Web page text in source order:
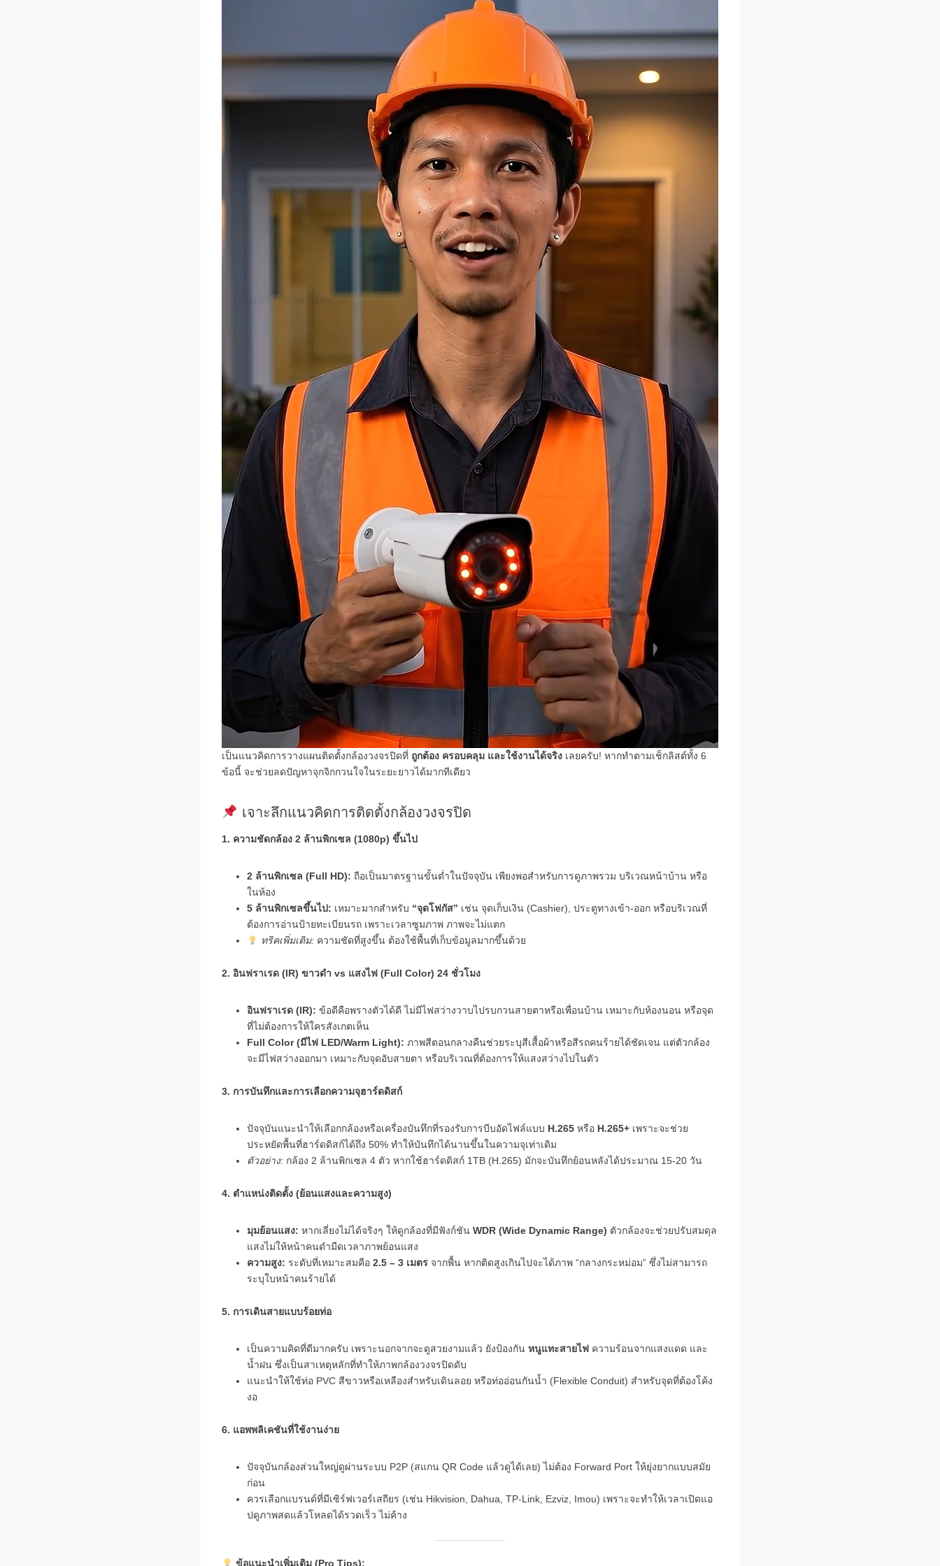
เป็นแนวคิดการวางแผนติดตั้งกล้องวงจรปิดที่ ถูกต้อง ครอบคลุม และใช้งานได้จริง เลยครับ! หากทำตามเช็กลิสต์ทั้ง 6
ข้อนี้ จะช่วยลดปัญหาจุกจิกกวนใจในระยะยาวได้มากทีเดียว
เจาะลึกแนวคิดการติดตั้งกล้องวงจรปิด
1. ความชัดกล้อง 2 ล้านพิกเซล (1080p) ขึ้นไป
2 ล้านพิกเซล (Full HD): ถือเป็นมาตรฐานขั้นต่ำในปัจจุบัน เพียงพอสำหรับการดูภาพรวม บริเวณหน้าบ้าน หรือ
ในห้อง
5 ล้านพิกเซลขึ้นไป: เหมาะมากสำหรับ “จุดโฟกัส” เช่น จุดเก็บเงิน (Cashier), ประตูทางเข้า-ออก หรือบริเวณที่
ต้องการอ่านป้ายทะเบียนรถ เพราะเวลาซูมภาพ ภาพจะไม่แตก
ทริคเพิ่มเติม:ความชัดที่สูงขึ้น ต้องใช้พื้นที่เก็บข้อมูลมากขึ้นด้วย
2. อินฟราเรด (IR) ขาวดำ vs แสงไฟ (Full Color) 24 ชั่วโมง
อินฟราเรด (IR): ข้อดีคือพรางตัวได้ดี ไม่มีไฟสว่างวาบไปรบกวนสายตาหรือเพื่อนบ้าน เหมาะกับห้องนอน หรือจุด
ที่ไม่ต้องการให้ใครสังเกตเห็น
Full Color (มีไฟ LED/Warm Light): ภาพสีตอนกลางคืนช่วยระบุสีเสื้อผ้าหรือสีรถคนร้ายได้ชัดเจน แต่ตัวกล้อง
จะมีไฟสว่างออกมา เหมาะกับจุดอับสายตา หรือบริเวณที่ต้องการให้แสงสว่างไปในตัว
3. การบันทึกและการเลือกความจุฮาร์ดดิสก์
ปัจจุบันแนะนำให้เลือกกล้องหรือเครื่องบันทึกที่รองรับการบีบอัดไฟล์แบบ H.265 หรือ H.265+ เพราะจะช่วย
ประหยัดพื้นที่ฮาร์ดดิสก์ได้ถึง 50% ทำให้บันทึกได้นานขึ้นในความจุเท่าเดิม
ตัวอย่าง: กล้อง 2 ล้านพิกเซล 4 ตัว หากใช้ฮาร์ดดิสก์ 1TB (H.265) มักจะบันทึกย้อนหลังได้ประมาณ 15-20 วัน
4. ตำแหน่งติดตั้ง (ย้อนแสงและความสูง)
มุมย้อนแสง: หากเลี่ยงไม่ได้จริงๆ ให้ดูกล้องที่มีฟังก์ชัน WDR (Wide Dynamic Range) ตัวกล้องจะช่วยปรับสมดุล
แสงไม่ให้หน้าคนดำมืดเวลาภาพย้อนแสง
ความสูง: ระดับที่เหมาะสมคือ 2.5 – 3 เมตร จากพื้น หากติดสูงเกินไปจะได้ภาพ “กลางกระหม่อม” ซึ่งไม่สามารถ
ระบุใบหน้าคนร้ายได้
5. การเดินสายแบบร้อยท่อ
เป็นความคิดที่ดีมากครับ เพราะนอกจากจะดูสวยงามแล้ว ยังป้องกัน หนูแทะสายไฟ ความร้อนจากแสงแดด และ
น้ำฝน ซึ่งเป็นสาเหตุหลักที่ทำให้ภาพกล้องวงจรปิดดับ
แนะนำให้ใช้ท่อ PVC สีขาวหรือเหลืองสำหรับเดินลอย หรือท่ออ่อนกันน้ำ (Flexible Conduit) สำหรับจุดที่ต้องโค้ง
งอ
6. แอพพลิเคชันที่ใช้งานง่าย
ปัจจุบันกล้องส่วนใหญ่ดูผ่านระบบ P2P (สแกน QR Code แล้วดูได้เลย) ไม่ต้อง Forward Port ให้ยุ่งยากแบบสมัย
ก่อน
ควรเลือกแบรนด์ที่มีเซิร์ฟเวอร์เสถียร (เช่น Hikvision, Dahua, TP-Link, Ezviz, Imou) เพราะจะทำให้เวลาเปิดแอ
ปดูภาพสดแล้วโหลดได้รวดเร็ว ไม่ค้าง
ข้อแนะนำเพิ่มเติม (Pro Tips):